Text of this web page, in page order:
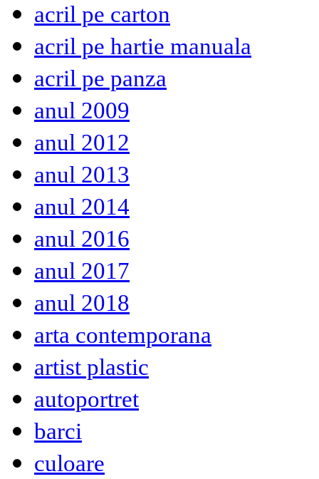
acril pe carton
acril pe hartie manuala
acril pe panza
anul 2009
anul 2012
anul 2013
anul 2014
anul 2016
anul 2017
anul 2018
arta contemporana
artist plastic
autoportret
barci
culoare